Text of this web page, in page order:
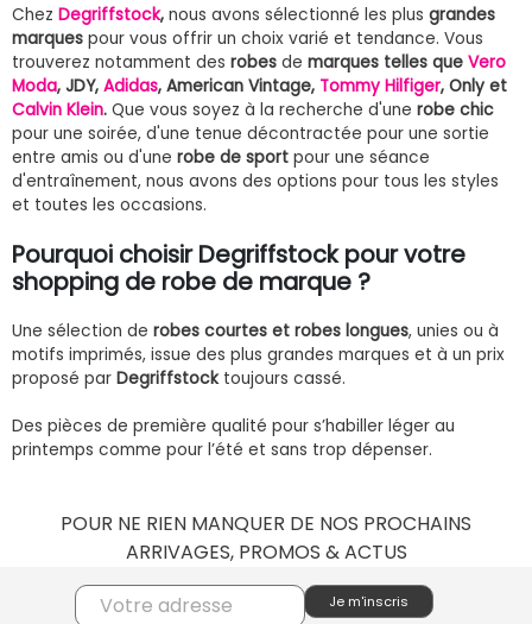
Chez Degriffstock, nous avons sélectionné les plus grandes
marques pour vous offrir un choix varié et tendance. Vous
trouverez notamment des robes de marques telles que Vero
Moda, JDY, Adidas, American Vintage, Tommy Hilfiger, Only et
Calvin Klein. Que vous soyez à la recherche d'une robe chic
pour une soirée, d'une tenue décontractée pour une sortie
entre amis ou d'une robe de sport pour une séance
d'entraînement, nous avons des options pour tous les styles
et toutes les occasions.
Pourquoi choisir Degriffstock pour votre
shopping de robe de marque ?
Une sélection de robes courtes et robes longues, unies ou à
motifs imprimés, issue des plus grandes marques et à un prix
proposé par Degriffstocktoujours cassé.
Des pièces de première qualité pour s’habiller léger au
printemps comme pour l’été et sans trop dépenser.
POUR NE RIEN MANQUER DE NOS PROCHAINS
ARRIVAGES, PROMOS & ACTUS